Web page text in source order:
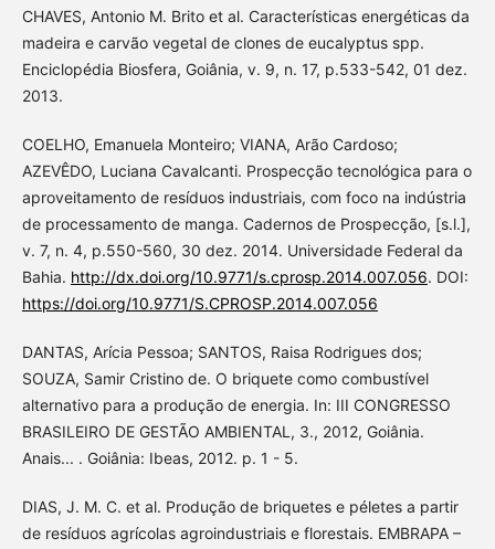
CHAVES, Antonio M. Brito et al. Características energéticas da
madeira e carvão vegetal de clones de eucalyptus spp.
Enciclopédia Biosfera, Goiânia, v. 9, n. 17, p.533-542, 01 dez.
2013.
COELHO, Emanuela Monteiro; VIANA, Arão Cardoso;
AZEVÊDO, Luciana Cavalcanti. Prospecção tecnológica para o
aproveitamento de resíduos industriais, com foco na indústria
de processamento de manga. Cadernos de Prospecção, [s.l.],
v. 7, n. 4, p.550-560, 30 dez. 2014. Universidade Federal da
Bahia. http://dx.doi.org/10.9771/s.cprosp.2014.007.056. DOI:
https://doi.org/10.9771/S.CPROSP.2014.007.056
DANTAS, Arícia Pessoa; SANTOS, Raisa Rodrigues dos;
SOUZA, Samir Cristino de. O briquete como combustível
alternativo para a produção de energia. In: III CONGRESSO
BRASILEIRO DE GESTÃO AMBIENTAL, 3., 2012, Goiânia.
Anais... . Goiânia: Ibeas, 2012. p. 1 - 5.
DIAS, J. M. C. et al. Produção de briquetes e péletes a partir
de resíduos agrícolas agroindustriais e florestais. EMBRAPA –